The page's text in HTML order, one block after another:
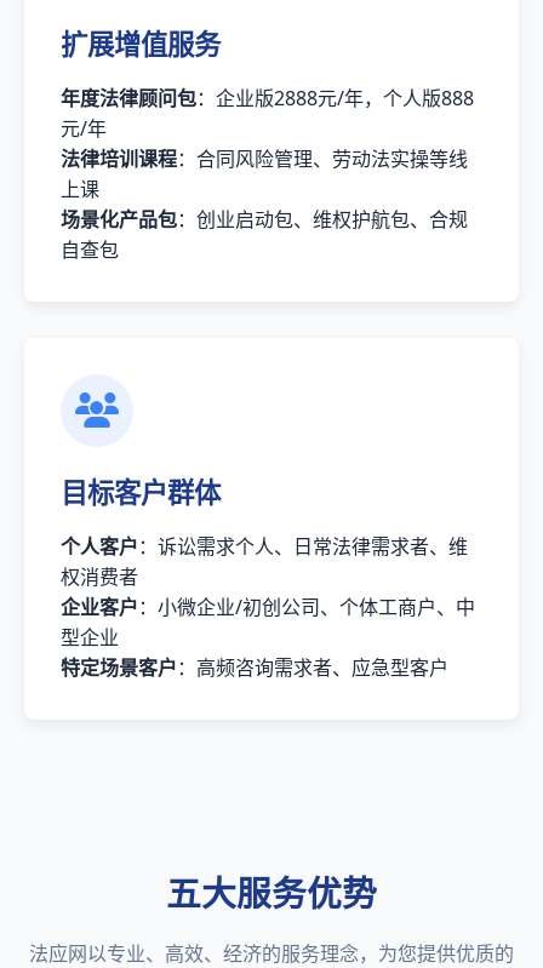
扩展增值服务
年度法律顾问包：企业版2888元/年，个人版888
元/年
法律培训课程：合同风险管理、劳动法实操等线
上课
场景化产品包：创业启动包、维权护航包、合规
自查包
目标客户群体
个人客户：诉讼需求个人、日常法律需求者、维
权消费者
企业客户：小微企业/初创公司、个体工商户、中
型企业
特定场景客户：高频咨询需求者、应急型客户
五大服务优势
法应网以专业、高效、经济的服务理念，为您提供优质的